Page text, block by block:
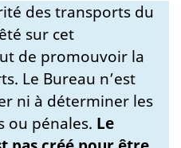
des transports du
sur cet
de promouvoir la
Le Bureau n’est
ni à déterminer les
ou pénales. Le